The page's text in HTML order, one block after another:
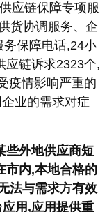
应链保障专项服
货协调服务、企
保障电话,24小
应链诉求2323个,
疫情影响严重的
业的需求对症
些外地供应商短
市内,本地合格的
法与需求方有效
用,应用提供重